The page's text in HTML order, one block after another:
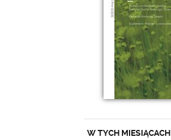
W TYCH MIESIĄCACH